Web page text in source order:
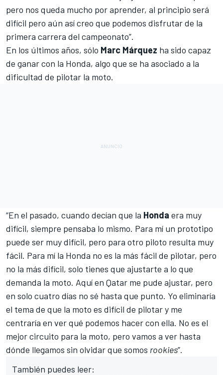
pero nos queda mucho por aprender, al principio será
difícil pero aún así creo que podemos disfrutar de la
primera carrera del campeonato”.
En los últimos años, sólo Marc Márquez ha sido capaz
de ganar con la Honda, algo que se ha asociado a la
dificultad de pilotar la moto.
“En el pasado, cuando decían que la Honda era muy
difícil, siempre pensaba lo mismo. Para mí un prototipo
puede ser muy difícil, pero para otro piloto resulta muy
fácil. Para mí la Honda no es la más fácil de pilotar, pero
no la más difícil, solo tienes que ajustarte a lo que
demanda la moto. Aquí en Qatar me pude ajustar, pero
en solo cuatro días no sé hasta que punto. Yo eliminaría
el tema de que la moto es difícil de pilotar y me
centraría en ver qué podemos hacer con ella. No es el
mejor circuito para la moto, pero vamos a ver hasta
dónde llegamos sin olvidar que somos rookies”.
También puedes leer: